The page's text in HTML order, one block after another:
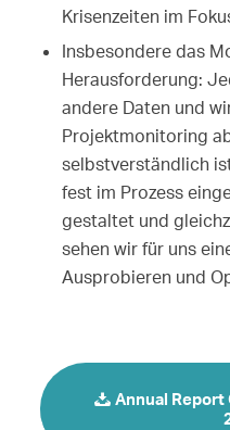
Krisenzeiten im
Insbesondere das
Herausforderung:
andere Daten und
Projektmonitoring
selbstverständlich
fest im Prozess
gestaltet und
sehen wir für uns
Ausprobieren und
Annual Report